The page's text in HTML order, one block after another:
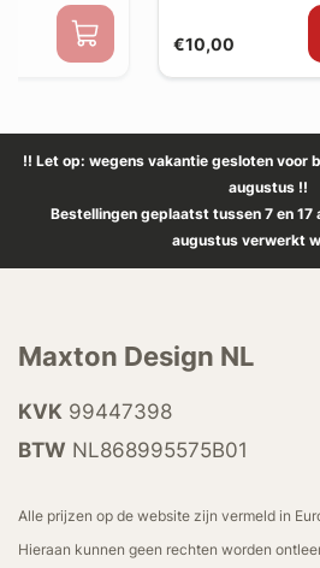
€10,00
!! Let op: wegens vakantie gesloten voor
augustus !!
Bestellingen geplaatst tussen 7 en 17
augustus verwerkt
Maxton Design NL
KVK 99447398
BTW NL868995575B01
Alle prijzen op de website zijn vermeld in
Hieraan kunnen geen rechten worden